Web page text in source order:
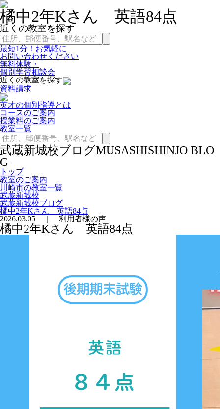
橘中2年Kさん 英語84点
近くの教室を探す
最短1分！お気軽に
お問い合わせください
無料体験・
個別学習相談会
近くの教室を探す
資料請求
英才の個別指導とは
コースのご案内
授業料のご案内
教室一覧
武蔵新城校ブログMUSASHISHINJO BLO
G
トップ
教室のご案内
川崎市の教室一覧
武蔵新城校
武蔵新城校ブログ
橘中2年Kさん 英語84点
2026.03.05 ｜ 利用者様の声
橘中2年Kさん 英語84点